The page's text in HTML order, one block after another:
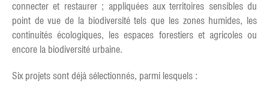
connecter et restaurer ; appliquées aux territoires sensibles du
point de vue de la biodiversité tels que les zones humides, les
continuités écologiques, les espaces forestiers et agricoles ou
encore la biodiversité urbaine.
Six projets sont déjà sélectionnés, parmi lesquels :